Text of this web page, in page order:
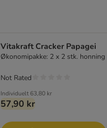
Vitakraft Cracker Papagei
Økonomipakke: 2 x 2 stk. honning
Individuelt 63,80 kr
57,90 kr
Not Rated